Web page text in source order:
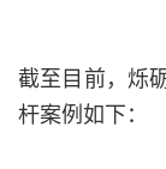
截至目前，烁
杆案例如下：